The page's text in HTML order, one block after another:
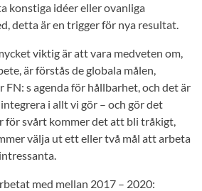
konstiga idéer eller ovanliga
detta är en trigger för nya resultat.
viktig är att vara medveten om,
är förstås de globala målen,
FN: s agenda för hållbarhet, och det är
i allt vi gör – och gör det
för svårt kommer det att bli tråkigt,
välja ut ett eller två mål att arbeta
med mellan 2017 – 2020: